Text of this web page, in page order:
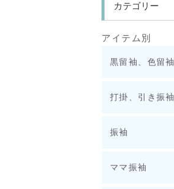
カテゴリー
アイテム別
黒留袖、色留袖
打掛、引き振袖
振袖
ママ振袖